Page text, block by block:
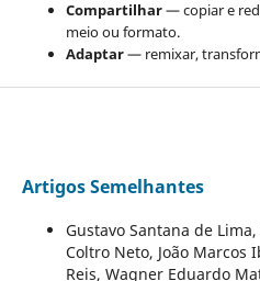
Compartilhar— copiar e
meio ou formato.
Adaptar— remixar,
Artigos Semelhantes
Gustavo Santana de
Coltro Neto, João Marcos
Reis, Wagner Eduardo